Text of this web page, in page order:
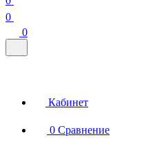
0
0
Кабинет
0 Сравнение